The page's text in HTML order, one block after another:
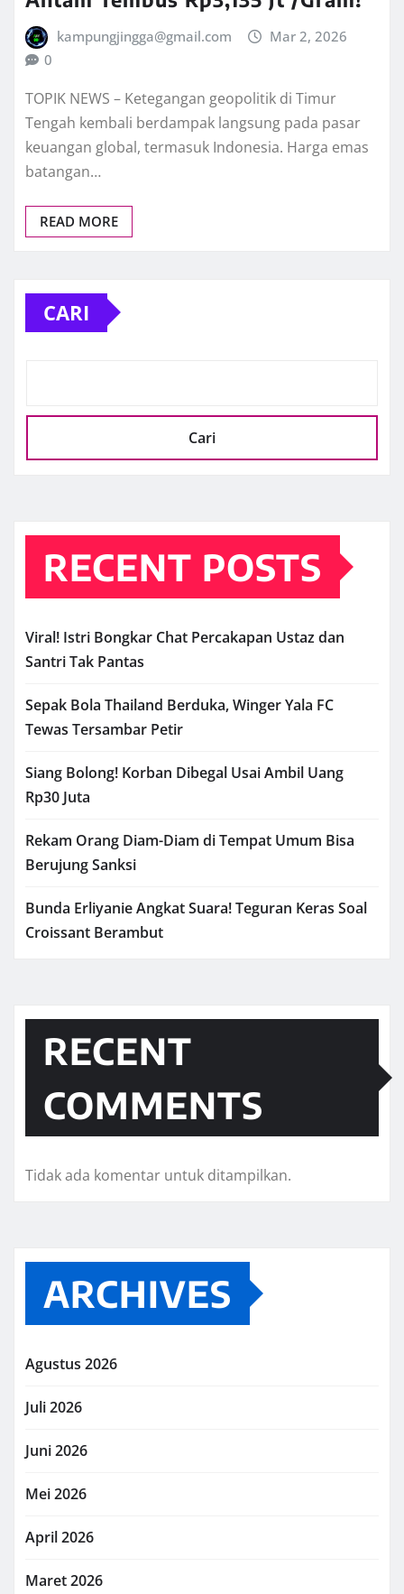
kampungjingga@gmail.com
Mar 2, 2026
0
TOPIK NEWS – Ketegangan geopolitik di Timur
Tengah kembali berdampak langsung pada pasar
keuangan global, termasuk Indonesia. Harga emas
batangan…
READ MORE
CARI
Cari
RECENT POSTS
Viral! Istri Bongkar Chat Percakapan Ustaz dan
Santri Tak Pantas
Sepak Bola Thailand Berduka, Winger Yala FC
Tewas Tersambar Petir
Siang Bolong! Korban Dibegal Usai Ambil Uang
Rp30 Juta
Rekam Orang Diam-Diam di Tempat Umum Bisa
Berujung Sanksi
Bunda Erliyanie Angkat Suara! Teguran Keras Soal
Croissant Berambut
RECENT
COMMENTS
Tidak ada komentar untuk ditampilkan.
ARCHIVES
Agustus 2026
Juli 2026
Juni 2026
Mei 2026
April 2026
Maret 2026